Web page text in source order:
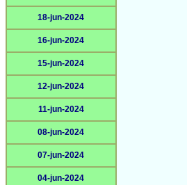
18-jun-2024
16-jun-2024
15-jun-2024
12-jun-2024
11-jun-2024
08-jun-2024
07-jun-2024
04-jun-2024